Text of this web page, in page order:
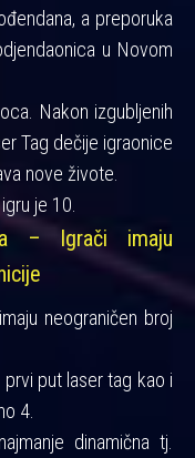
a preporuka
u Novom
Nakon izgubljenih
Tag dečije igraonice
nove živote.
je 10.
– Igrači imaju
neograničen broj
put laser tag kao i
4.
dinamična tj.